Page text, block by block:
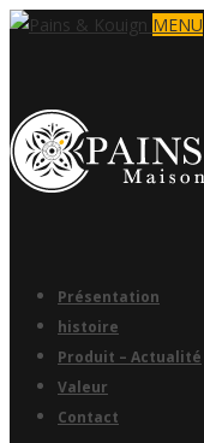
MENU
Présentation
histoire
Produit – Actualité
Valeur
Contact